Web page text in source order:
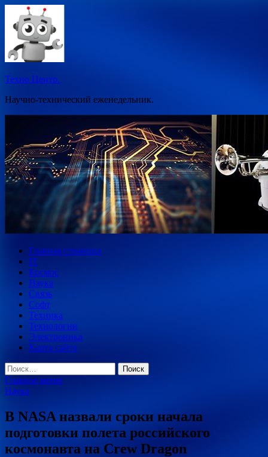
Перейти
содержимому
Техно Центр.
Научно-технический еженедельник.
Главная страница
IT
Космос
Наука
Связь
Софт
Техника
Технологии
Электроника
Карта сайта
Найти:
Главное меню
Наука
В NASA назвали сроки начала
подготовки полета российского
космонавта на Crew Dragon